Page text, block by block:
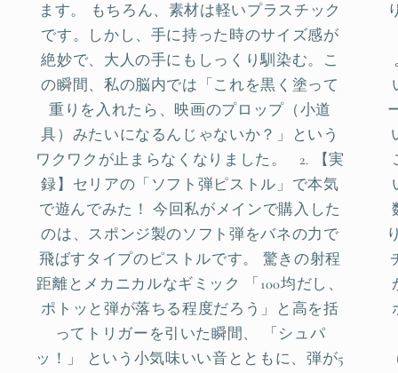
ます。 もちろん、素材は軽いプラスチック
です。しかし、手に持った時のサイズ感が
絶妙で、大人の手にもしっくり馴染む。こ
の瞬間、私の脳内では「これを黒く塗って
重りを入れたら、映画のプロップ（小道
具）みたいになるんじゃないか？」という
ワクワクが止まらなくなりました。 2. 【実
録】セリアの「ソフト弾ピストル」で本気
で遊んでみた！ 今回私がメインで購入した
のは、スポンジ製のソフト弾をバネの力で
飛ばすタイプのピストルです。 驚きの射程
距離とメカニカルなギミック 「100均だし、
ポトッと弾が落ちる程度だろう」と高を括
ってトリガーを引いた瞬間、 「シュパ
ッ！」 という小気味いい音とともに、弾が5